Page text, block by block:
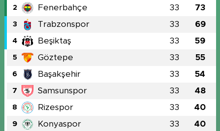
2 Fenerbahçe 33 73
3 Trabzonspor 33 69
4 Beşiktaş 33 59
5 Göztepe 33 55
6 Başakşehir 33 54
7 Samsunspor 33 48
8 Rizespor 33 40
9 Konyaspor 33 40